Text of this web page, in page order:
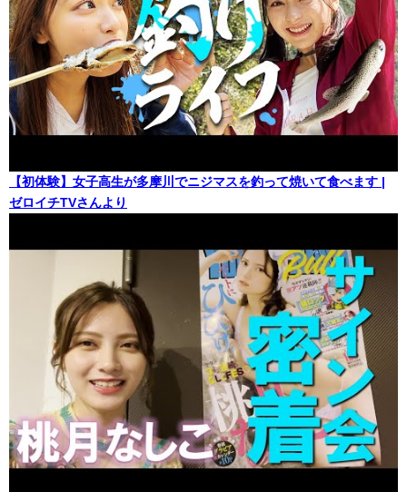
【初体験】女子高生が多摩川でニジマスを釣って焼いて食べます |
ゼロイチTVさんより